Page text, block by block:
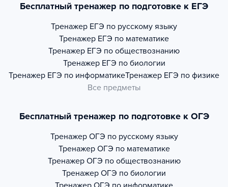
Бесплатный тренажер по подготовке к ЕГЭ
Тренажер ЕГЭ по русскому языку
Тренажер ЕГЭ по математике
Тренажер ЕГЭ по обществознанию
Тренажер ЕГЭ по биологии
Тренажер ЕГЭ по информатикеТренажер ЕГЭ по физике
Все предметы
Бесплатный тренажер по подготовке к ОГЭ
Тренажер ОГЭ по русскому языку
Тренажер ОГЭ по математике
Тренажер ОГЭ по обществознанию
Тренажер ОГЭ по биологии